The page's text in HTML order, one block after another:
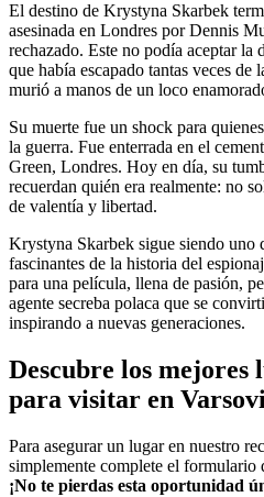
El destino de Krystyna Skarbek
asesinada en Londres por Dennis
rechazado. Este no podía aceptar
que había escapado tantas veces de
murió a manos de un loco
Su muerte fue un shock para
la guerra. Fue enterrada en el
Green, Londres. Hoy en día, su
recuerdan quién era realmente: no
de valentía y libertad.
Krystyna Skarbek sigue siendo uno
fascinantes de la historia del
para una película, llena de pasión,
agente secreba polaca que se
inspirando a nuevas generaciones.
Descubre los mejores
para visitar en
Para asegurar un lugar en nuestro
simplemente complete el formulario
¡No te pierdas esta oportunidad